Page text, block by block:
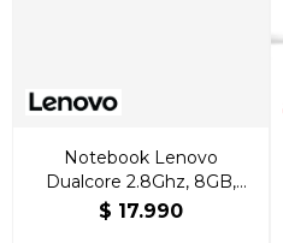
Notebook Lenovo
Dualcore 2.8Ghz, 8GB,
256GB SSD, 15.6” FHD,
$ 17.990